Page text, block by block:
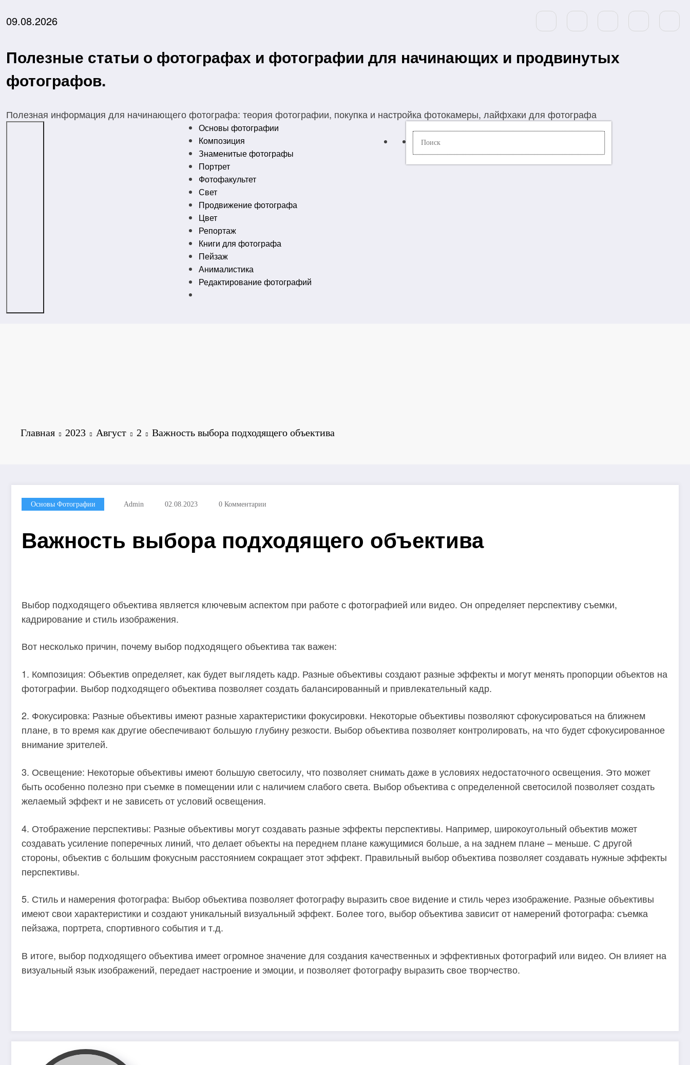
09.08.2026
Полезные статьи о фотографах и фотографии для начинающих и продвинутых
фотографов.
Полезная информация для начинающего фотографа: теория фотографии, покупка и настройка фотокамеры, лайфхаки для фотографа
Основы фотографии
Композиция
Знаменитые фотографы
Портрет
Фотофакультет
Свет
Продвижение фотографа
Цвет
Репортаж
Книги для фотографа
Пейзаж
Анималистика
Редактирование фотографий
Главная 2023 Август 2 Важность выбора подходящего объектива
Основы Фотографии Admin 02.08.2023 0 Комментарии
Важность выбора подходящего объектива
Выбор подходящего объектива является ключевым аспектом при работе с фотографией или видео. Он определяет перспективу съемки,
кадрирование и стиль изображения.
Вот несколько причин, почему выбор подходящего объектива так важен:
1. Композиция: Объектив определяет, как будет выглядеть кадр. Разные объективы создают разные эффекты и могут менять пропорции объектов на
фотографии. Выбор подходящего объектива позволяет создать балансированный и привлекательный кадр.
2. Фокусировка: Разные объективы имеют разные характеристики фокусировки. Некоторые объективы позволяют сфокусироваться на ближнем
плане, в то время как другие обеспечивают большую глубину резкости. Выбор объектива позволяет контролировать, на что будет сфокусированное
внимание зрителей.
3. Освещение: Некоторые объективы имеют большую светосилу, что позволяет снимать даже в условиях недостаточного освещения. Это может
быть особенно полезно при съемке в помещении или с наличием слабого света. Выбор объектива с определенной светосилой позволяет создать
желаемый эффект и не зависеть от условий освещения.
4. Отображение перспективы: Разные объективы могут создавать разные эффекты перспективы. Например, широкоугольный объектив может
создавать усиление поперечных линий, что делает объекты на переднем плане кажущимися больше, а на заднем плане – меньше. С другой
стороны, объектив с большим фокусным расстоянием сокращает этот эффект. Правильный выбор объектива позволяет создавать нужные эффекты
перспективы.
5. Стиль и намерения фотографа: Выбор объектива позволяет фотографу выразить свое видение и стиль через изображение. Разные объективы
имеют свои характеристики и создают уникальный визуальный эффект. Более того, выбор объектива зависит от намерений фотографа: съемка
пейзажа, портрета, спортивного события и т.д.
В итоге, выбор подходящего объектива имеет огромное значение для создания качественных и эффективных фотографий или видео. Он влияет на
визуальный язык изображений, передает настроение и эмоции, и позволяет фотографу выразить свое творчество.